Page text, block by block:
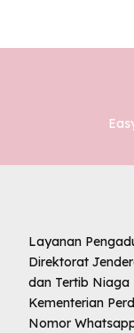
Layanan
Direktorat
dan Tertib Niaga
Kementerian
Nomor